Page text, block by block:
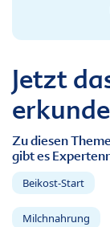
Jetzt
Zu diesen
gibt es
Beikost-Start
Milchnahrung